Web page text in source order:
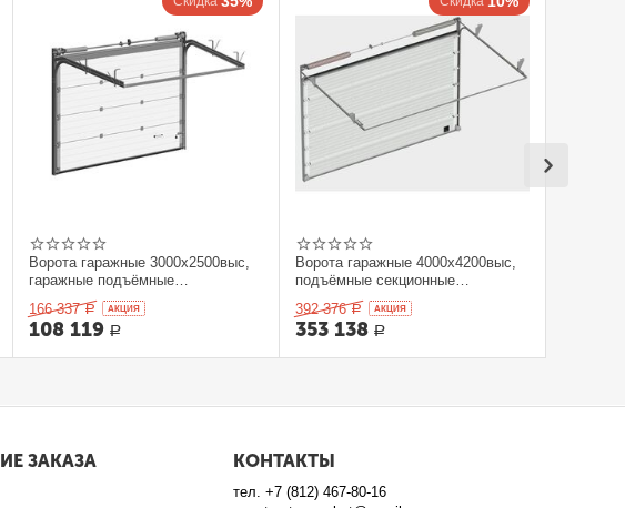
Ворота гаражные 3000x2500выс,
гаражные подъёмные
секционныеDoorHan
166 337 Р AКЦИЯ
108 119 Р
Ворота гаражные 4000x4200выс,
подъёмные секционные
DOORHAN
392 376 Р AКЦИЯ
353 138 Р
ЗАКАЗА КОНТАКТЫ
тел.+7 (812) 467-80-16